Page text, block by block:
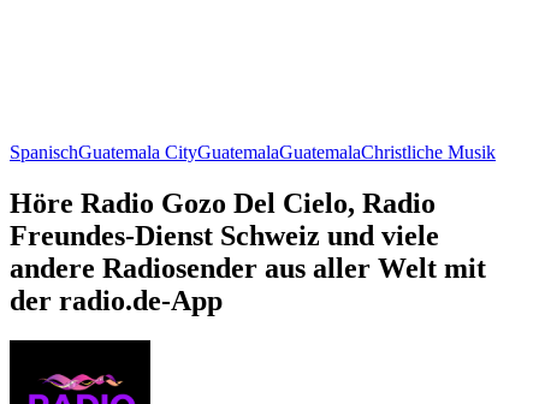
SpanischGuatemala CityGuatemalaGuatemalaChristliche Musik
Höre Radio Gozo Del Cielo, Radio
Freundes-Dienst Schweiz und viele
andere Radiosender aus aller Welt mit
der radio.de-App